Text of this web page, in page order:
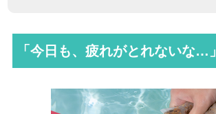
「今日も、疲れがとれないな…」